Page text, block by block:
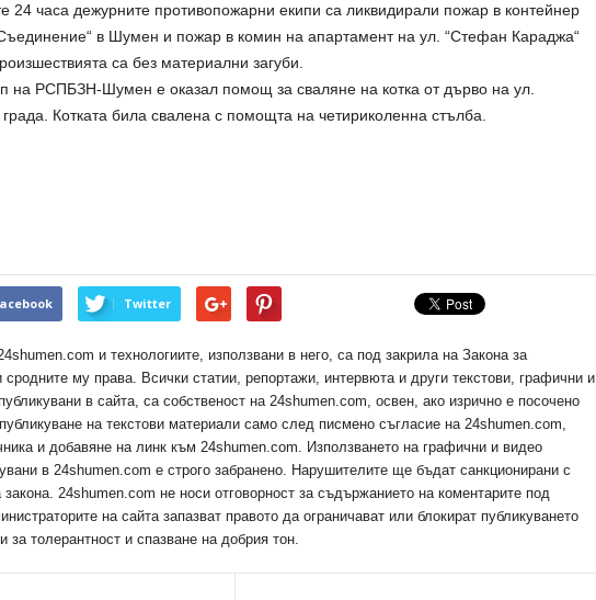
24 часа дежурните противопожарни екипи са ликвидирали пожар в контейнер
в Шумен и пожар в комин на апартамент на ул. “Стефан Караджа“
са без материални загуби.
на РСПБЗН-Шумен е оказал помощ за сваляне на котка от дърво на ул.
Котката била свалена с помощта на четириколенна стълба.
Twitter
и технологиите, използвани в него, са под закрила на Закона за
сродните му права. Всички статии, репортажи, интервюта и други текстови, графични и
в сайта, са собственост на 24shumen.com, освен, ако изрично е посочено
на текстови материали само след писмено съгласие на 24shumen.com,
и добавяне на линк към 24shumen.com. Използването на графични и видео
в 24shumen.com е строго забранено. Нарушителите ще бъдат санкционирани с
закона. 24shumen.com не носи отговорност за съдържанието на коментарите под
на сайта запазват правото да ограничават или блокират публикуването
за толерантност и спазване на добрия тон.